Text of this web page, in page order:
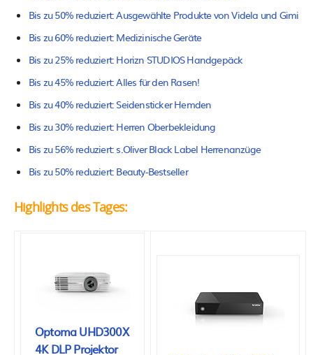
Bis zu 50% reduziert: Ausgewählte Produkte von Videla und Gimi
Bis zu 60% reduziert: Medizinische Geräte
Bis zu 25% reduziert: Horizn STUDIOS Handgepäck
Bis zu 45% reduziert: Alles für den Rasen!
Bis zu 40% reduziert: Seidensticker Hemden
Bis zu 30% reduziert: Herren Oberbekleidung
Bis zu 56% reduziert: s.Oliver Black Label Herrenanzüge
Bis zu 50% reduziert: Beauty-Bestseller
Highlights des Tages:
Optoma UHD300X
4K DLP Projektor